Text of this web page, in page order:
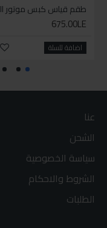
675.00LE
اضافة للسلة
عنا
الشحن
سياسة الخصوصية
الشروط والاحكام
الطلبات